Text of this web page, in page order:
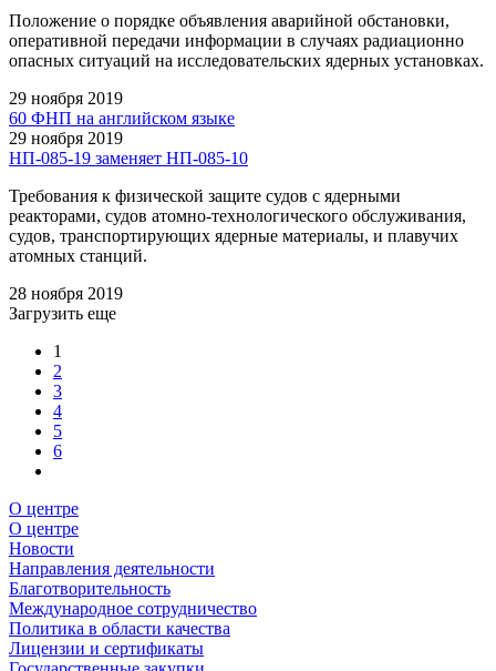
Положение о порядке объявления аварийной обстановки,
оперативной передачи информации в случаях радиационно
опасных ситуаций на исследовательских ядерных установках.
29 ноября 2019
60 ФНП на английском языке
29 ноября 2019
НП-085-19 заменяет НП-085-10
Требования к физической защите судов с ядерными
реакторами, судов атомно-технологического обслуживания,
судов, транспортирующих ядерные материалы, и плавучих
атомных станций.
28 ноября 2019
Загрузить еще
1
2
3
4
5
6
О центре
О центре
Новости
Направления деятельности
Благотворительность
Международное сотрудничество
Политика в области качества
Лицензии и сертификаты